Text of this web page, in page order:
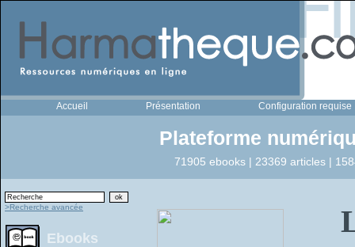
Accueil Présentation Configuration requise
Plateforme
71905 ebooks | 23369 articles |
>Recherche avancée
Ebooks